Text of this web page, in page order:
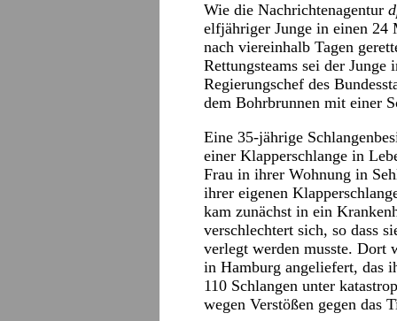
Wie die Nachrichtenagentur
elfjähriger Junge in einen 24
nach viereinhalb Tagen
Rettungsteams sei der
Regierungschef des
dem Bohrbrunnen mit einer
Eine 35-jährige
einer Klapperschlange in
Frau in ihrer Wohnung in
ihrer eigenen
kam zunächst in ein
verschlechtert sich, so dass
verlegt werden musste. Dort
in Hamburg angeliefert, das
110 Schlangen unter
wegen Verstößen gegen das